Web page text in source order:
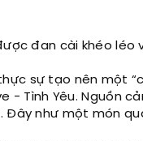
đan cài khéo
sự tạo nên một
- Tình Yêu. Nguồn
Đây như một món